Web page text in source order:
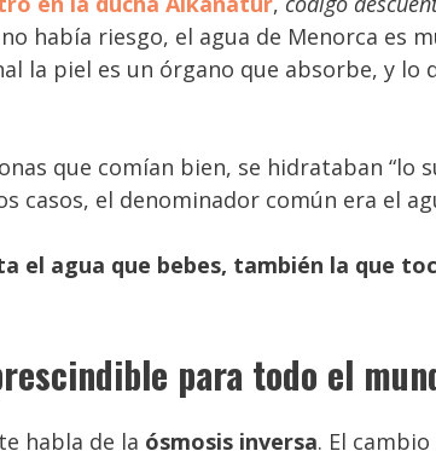
había riesgo, el agua de Menorca es
la piel es un órgano que absorbe, y lo
que comían bien, se hidrataban “lo
casos, el denominador común era el
el agua que bebes, también la que
para todo el
habla de la ósmosis inversa. El